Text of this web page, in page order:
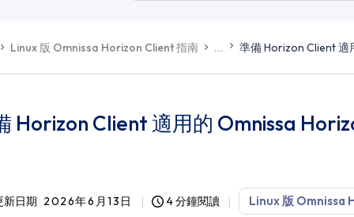
Linux 版 Omnissa Horizon Client 指南 ... 準備 Horizon Client
Horizon Client 適用的 Omnissa
新日期 2026年6月13日 4 分鐘閱讀 Linux 版 Omnissa